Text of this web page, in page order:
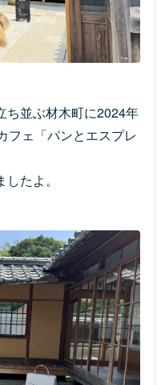
ち並ぶ材木町に2024年
フェ「パンとエスプレ
たよ。